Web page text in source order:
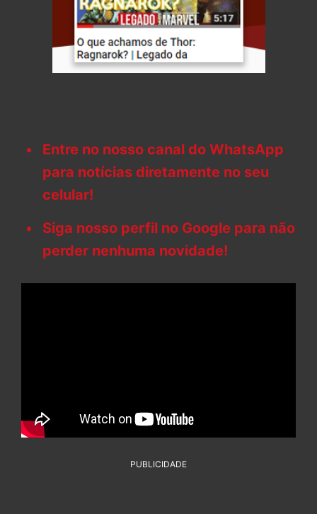
Entre no nosso canal do WhatsApp
para notícias diretamente no seu
celular!
Siga nosso perfil no Google para não
perder nenhuma novidade!
PUBLICIDADE